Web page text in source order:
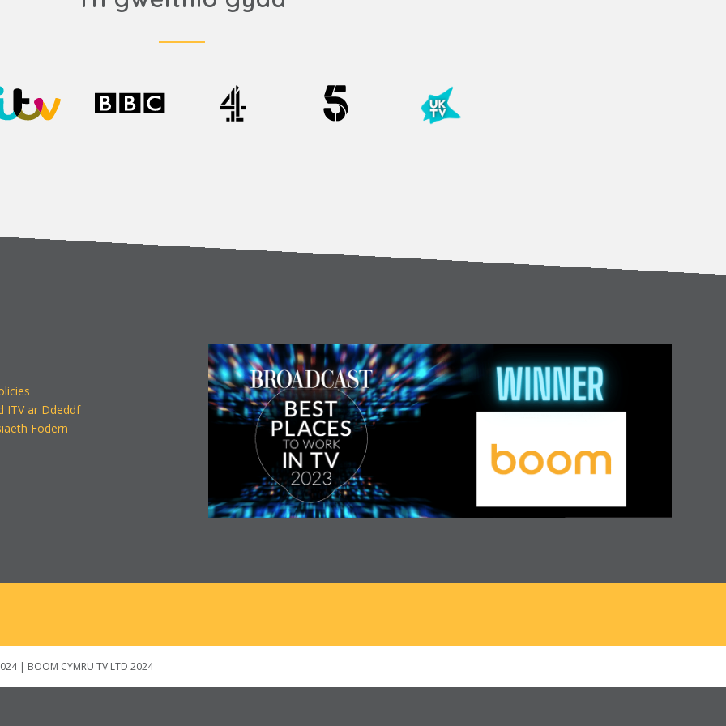
ITV ar Ddeddf
Fodern
| BOOM CYMRU TV LTD 2024